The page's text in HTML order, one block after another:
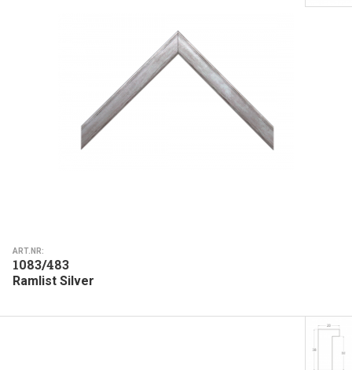
ART.NR:
1083/483
Ramlist Silver